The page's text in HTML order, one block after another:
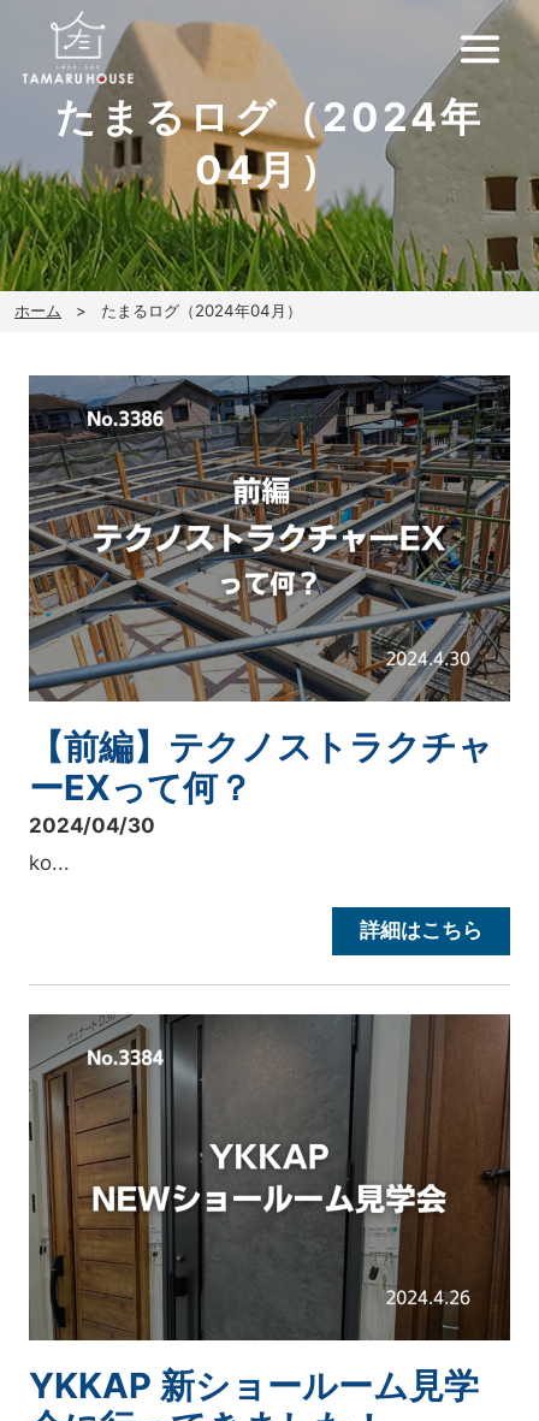
たまるログ（2024年
04月）
ホーム たまるログ（2024年04月）
【前編】テクノストラクチャ
ーEXって何？
2024/04/30
ko...
詳細はこちら
YKKAP 新ショールーム見学